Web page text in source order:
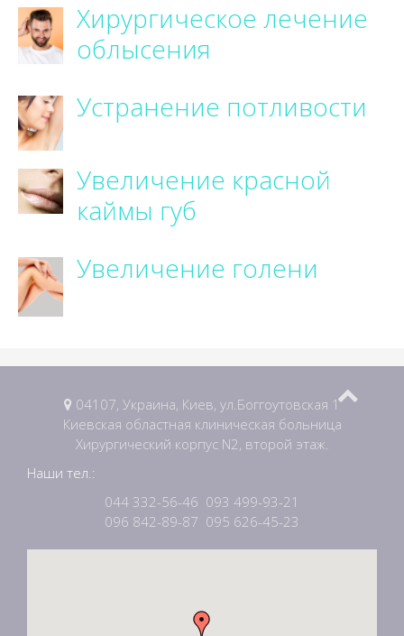
Хирургическое лечение
облысения
Устранение потливости
Увеличение красной
каймы губ
Увеличение голени
04107, Украина, Киев, ул.Боггоутовская 1
Киевская областная клиническая больница
Хирургический корпус N2, второй этаж.
Наши тел.:
044 332-56-46 093 499-93-21
096 842-89-87 095 626-45-23